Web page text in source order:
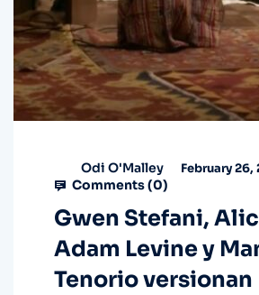
Odi O'Malley February 26,
Comments (0)
Gwen Stefani,
Adam Levine y
Tenorio versionan